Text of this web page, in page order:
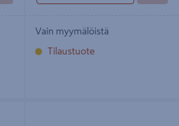
Vain myymälöistä
Tilaustuote